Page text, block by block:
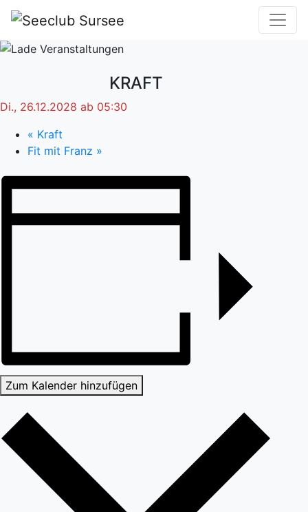
KRAFT
Di., 26.12.2028 ab 05:30
« Kraft
Fit mit Franz »
Zum Kalender hinzufügen